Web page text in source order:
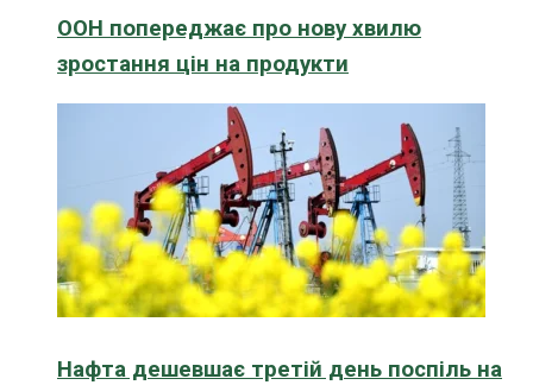
ООН попереджає про нову хвилю
зростання цін на продукти
Нафта дешевшає третій день поспіль на